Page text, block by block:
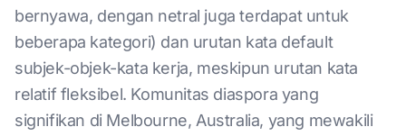
bernyawa, dengan netral juga terdapat untuk
beberapa kategori) dan urutan kata default
subjek-objek-kata kerja, meskipun urutan kata
relatif fleksibel. Komunitas diaspora yang
signifikan di Melbourne, Australia, yang mewakili